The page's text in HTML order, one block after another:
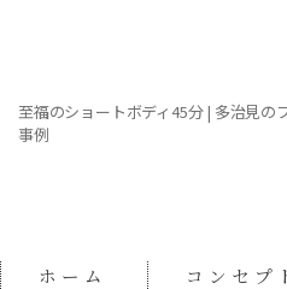
至福のショートボディ45分 | 多治見の
事例
ホーム コンセプ